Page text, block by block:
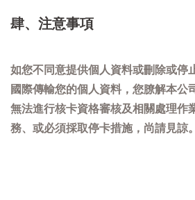
肆、注意事項
如您不同意提供個人資料或刪除或停
國際傳輸您的個人資料，您膫解本公
無法進行核卡資格審核及相關處理作
務、或必須採取停卡措施，尚請見諒。